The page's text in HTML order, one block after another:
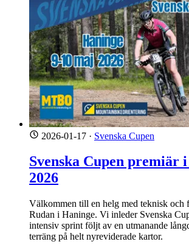
2026-01-17 · Svenska Cupen
Svenska Cupen premiär
2026
Välkommen till en helg med teknisk
Rudan i Haninge. Vi inleder Svenska
intensiv sprint följt av en utmanande
terräng på helt nyreviderade kartor.